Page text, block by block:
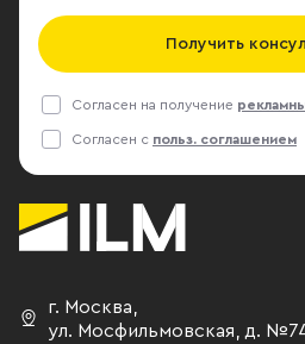
Получить
Согласен на получение
Согласен с польз. соглашением
г. Москва
ул. Мосфильмовская,
д.